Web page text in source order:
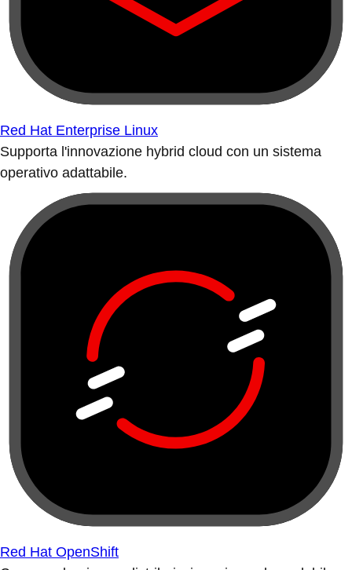
Red Hat Enterprise Linux
Supporta l'innovazione hybrid cloud con un sistema
operativo adattabile.
Red Hat OpenShift